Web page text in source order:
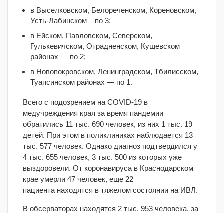
в Выселковском, Белореченском, Кореновском,
Усть-Лабинском – по 3;
в Ейском, Павловском, Северском,
Гулькевичском, Отрадненском, Кущевском
районах — по 2;
в Новопокровском, Ленинградском, Тбилисском,
Туапсинском районах — по 1.
Всего с подозрением на COVID-19 в
медучреждения края за время пандемии
обратились 11 тыс. 690 человек, из них 1 тыс. 19
детей. При этом в поликлиниках наблюдается 13
тыс. 577 человек. Однако диагноз подтвердился у
4 тыс. 655 человек, 3 тыс. 500 из которых уже
выздоровели. От коронавируса в Краснодарском
крае умерли 47 человек, еще 22
пациента находятся в тяжелом состоянии на ИВЛ.
В обсерваторах находятся 2 тыс. 953 человека, за